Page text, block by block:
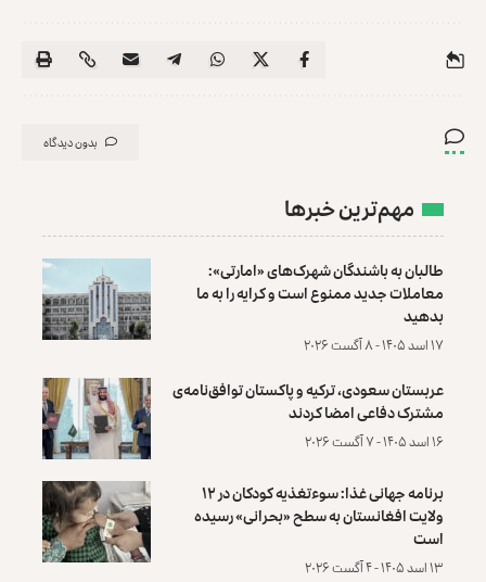
بدون دیدگاه
مهم‌ترین خبرها
طالبان به باشندگان شهرک‌های «امارتی»:
معاملات جدید ممنوع است و کرایه را به ما
بدهید
۱۷ اسد ۱۴۰۵ - ۸ آگست ۲۰۲۶
عربستان سعودی، ترکیه و پاکستان توافق‌نامه‌ی
مشترک دفاعی امضا کردند
۱۶ اسد ۱۴۰۵ - ۷ آگست ۲۰۲۶
برنامه جهانی غذا: سوءتغذیه کودکان در ۱۲
ولایت افغانستان به سطح «بحرانی» رسیده
است
۱۳ اسد ۱۴۰۵ - ۴ آگست ۲۰۲۶